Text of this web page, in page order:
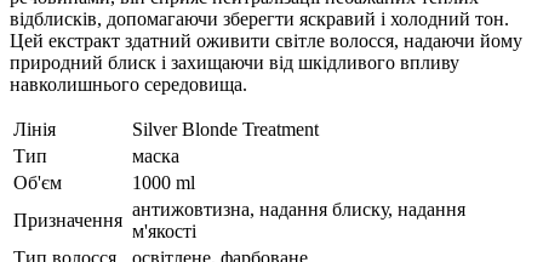
відблисків, допомагаючи зберегти яскравий і холодний тон.
Цей екстракт здатний оживити світле волосся, надаючи йому
природний блиск і захищаючи від шкідливого впливу
навколишнього середовища.
Лінія
Silver Blonde Treatment
Тип
маска
Об'єм
1000 ml
Призначення
антижовтизна, надання блиску, надання
м'якості